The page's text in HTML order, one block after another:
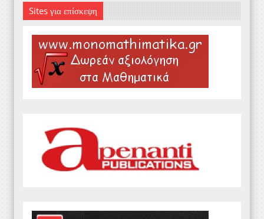
Sites για επίσκεψη